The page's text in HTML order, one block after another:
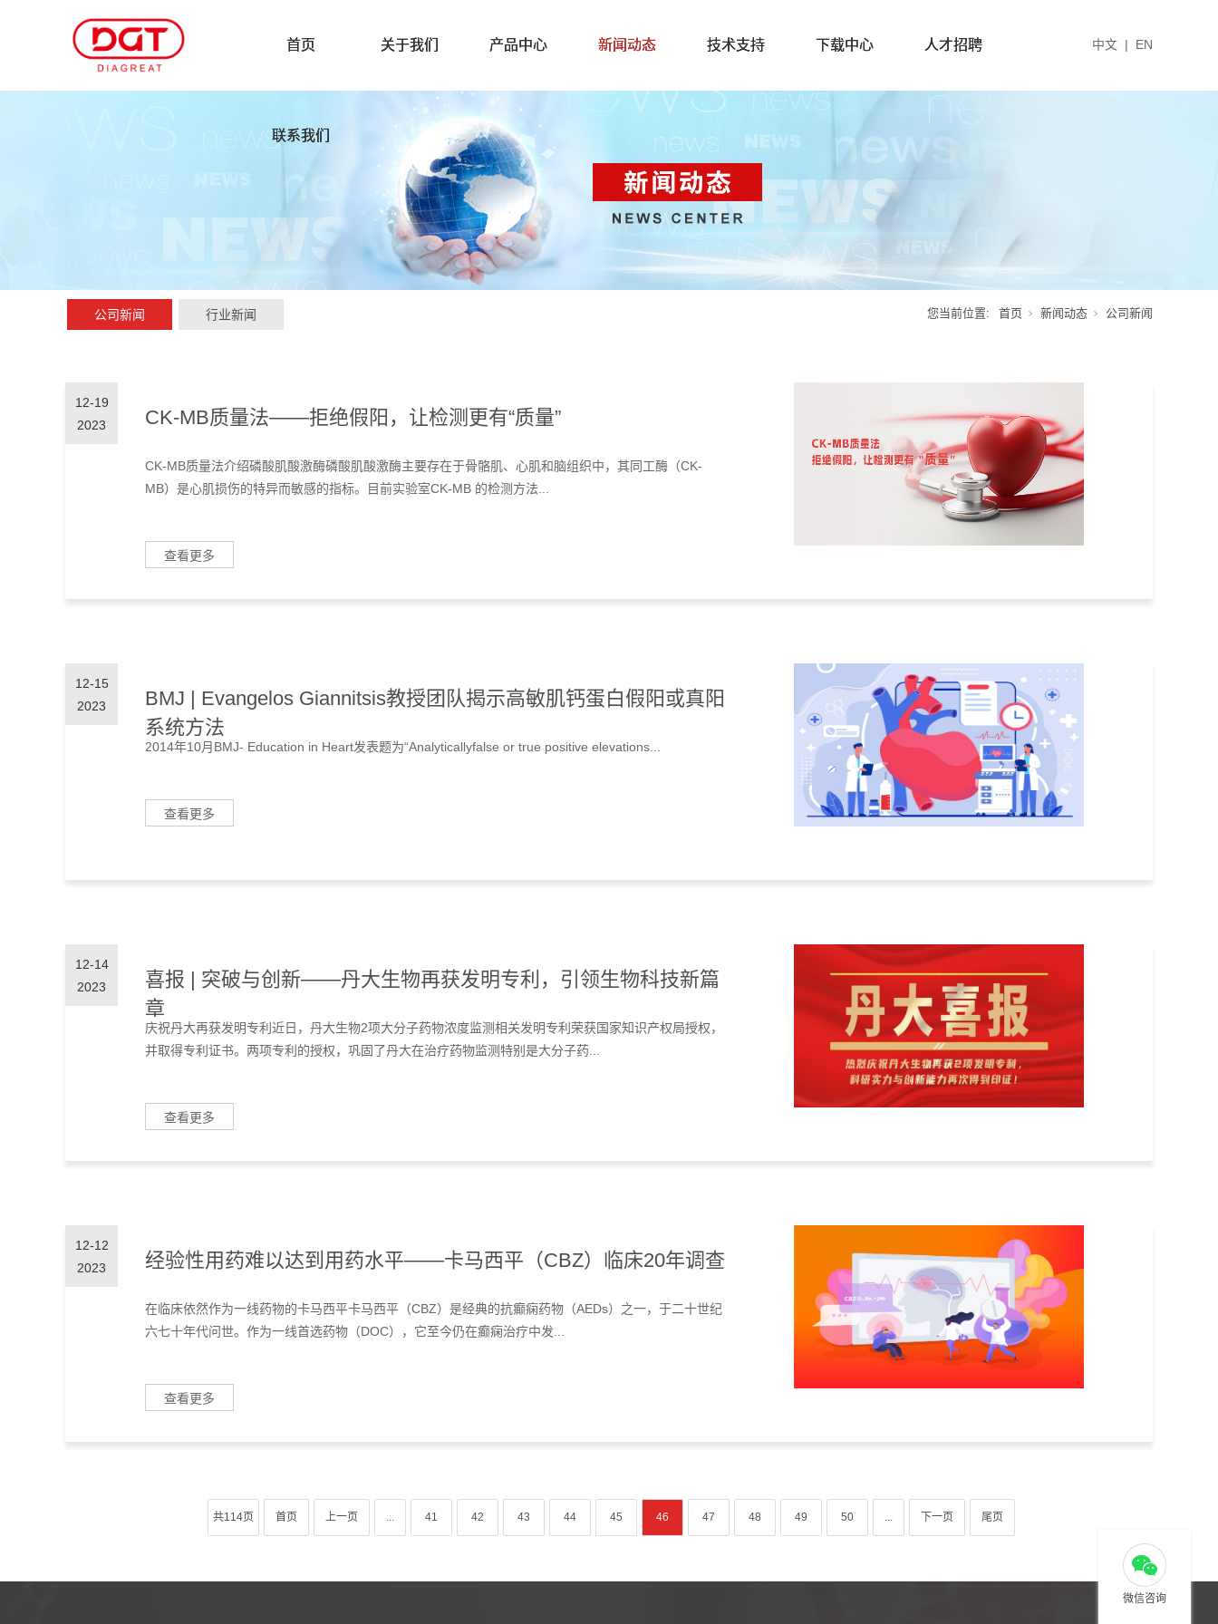
首页 关于我们 产品中心 新闻动态 技术支持 下载中心 人才招聘
联系我们
中文 | EN
公司新闻 行业新闻 您当前位置: 首页 新闻动态 公司新闻
12-19
2023
CK-MB质量法——拒绝假阳，让检测更有“质量”
CK-MB质量法介绍磷酸肌酸激酶磷酸肌酸激酶主要存在于骨骼肌、心肌和脑组织中，其同工酶（CK-
MB）是心肌损伤的特异而敏感的指标。目前实验室CK-MB 的检测方法...
查看更多
12-15
2023
BMJ | Evangelos Giannitsis教授团队揭示高敏肌钙蛋白假阳或真阳
系统方法
2014年10月BMJ- Education in Heart发表题为“Analyticallyfalse or true positive elevations...
查看更多
12-14
2023
喜报 | 突破与创新——丹大生物再获发明专利，引领生物科技新篇
章
庆祝丹大再获发明专利近日，丹大生物2项大分子药物浓度监测相关发明专利荣获国家知识产权局授权，
并取得专利证书。两项专利的授权，巩固了丹大在治疗药物监测特别是大分子药...
查看更多
12-12
2023
经验性用药难以达到用药水平——卡马西平（CBZ）临床20年调查
在临床依然作为一线药物的卡马西平卡马西平（CBZ）是经典的抗癫痫药物（AEDs）之一，于二十世纪
六七十年代问世。作为一线首选药物（DOC），它至今仍在癫痫治疗中发...
查看更多
共114页 首页 上一页 ... 41 42 43 44 45 46 47 48 49 50 ... 下一页 尾页
微信咨询